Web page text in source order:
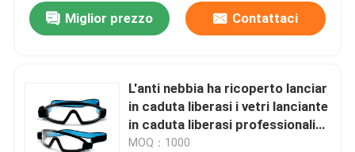
Miglior prezzo Contattaci
L'anti nebbia ha ricoperto lanciar
in caduta liberasi i vetri lanciante
in caduta liberasi professionali
degli occhiali di protezione
MOQ：1000